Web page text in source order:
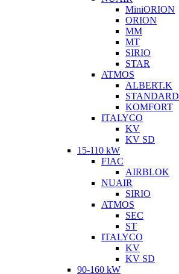
MiniORION
ORION
MM
MT
SIRIO
STAR
ATMOS
ALBERT.K
STANDARD
KOMFORT
ITALYCO
KV
KV SD
15-110 kW
FIAC
AIRBLOK
NUAIR
SIRIO
ATMOS
SEC
ST
ITALYCO
KV
KV SD
90-160 kW